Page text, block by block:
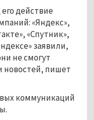
действие
«Яндекс»,
«Спутник»,
заявили,
не смогут
новостей, пишет
коммуникаций